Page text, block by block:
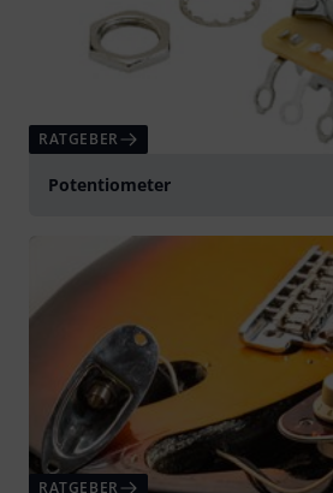
RATGEBER
Potentiometer
RATGEBER